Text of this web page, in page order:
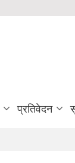
प्रतिवेदन